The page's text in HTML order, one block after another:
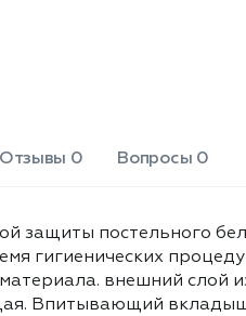
Отзывы 0 Вопросы 0
защиты постельного
гигиенических
внешний
Впитывающий